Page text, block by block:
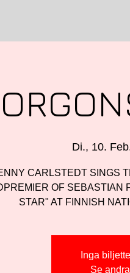
Di., 10.
CARLSTEDT SINGS
OF SEBASTIAN
STAR" AT FINNISH
Inga
Se